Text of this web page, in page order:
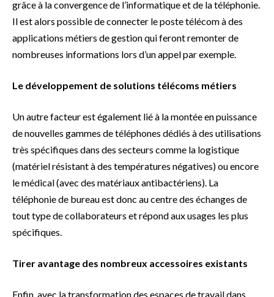
grâce à la convergence de l’informatique et de la téléphonie.
Il est alors possible de connecter le poste télécom à des
applications métiers de gestion qui feront remonter de
nombreuses informations lors d’un appel par exemple.
Le développement de solutions télécoms métiers
Un autre facteur est également lié à la montée en puissance
de nouvelles gammes de téléphones dédiés à des utilisations
très spécifiques dans des secteurs comme la logistique
(matériel résistant à des températures négatives) ou encore
le médical (avec des matériaux antibactériens). La
téléphonie de bureau est donc au centre des échanges de
tout type de collaborateurs et répond aux usages les plus
spécifiques.
Tirer avantage des nombreux accessoires existants
Enfin, avec la transformation des espaces de travail dans